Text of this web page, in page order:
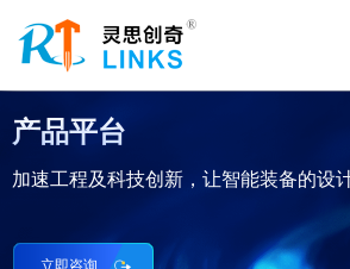
产品平台
加速工程及科技创新，让智能装备的设
立即咨询